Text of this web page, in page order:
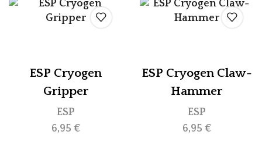
ESP Cryogen
Gripper
ESP
6,95 €
ESP Cryogen Claw-
Hammer
ESP
6,95 €